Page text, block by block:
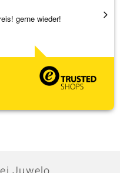
gerne wieder!
Ich